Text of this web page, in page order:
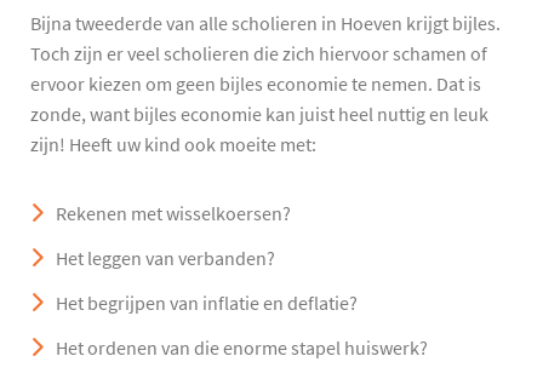
Bijna tweederde van alle scholieren in Hoeven krijgt bijles.
Toch zijn er veel scholieren die zich hiervoor schamen of
ervoor kiezen om geen bijles economie te nemen. Dat is
zonde, want bijles economie kan juist heel nuttig en leuk
zijn! Heeft uw kind ook moeite met:
Rekenen met wisselkoersen?
Het leggen van verbanden?
Het begrijpen van inflatie en deflatie?
Het ordenen van die enorme stapel huiswerk?